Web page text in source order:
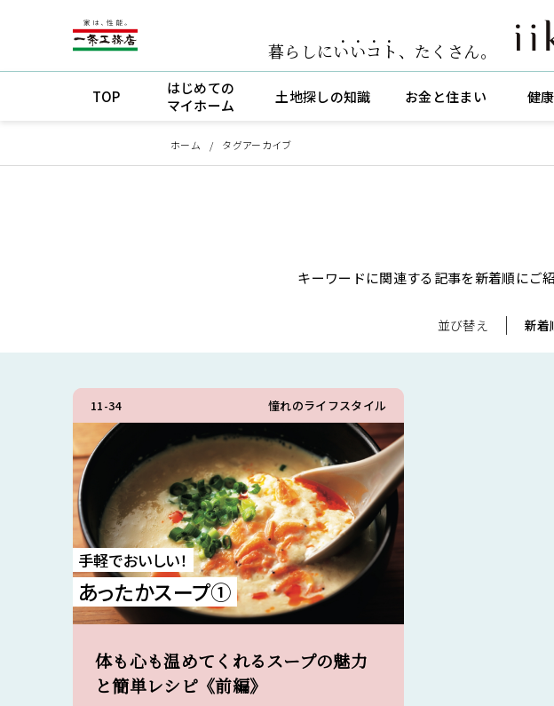
暮らしにいいコト 、 たくさん。
TOP
はじめての
マイホーム
土地探しの知識 お金と住まい 健
ホーム タグアーカイブ
キーワードに関連する記事を新着順にご
並び替え 新着
11-34 憧れのライフスタイル
手軽でおいしい！
あったかスープ①
体も心も温めてくれるスープの魅力
と簡単レシピ《前編》